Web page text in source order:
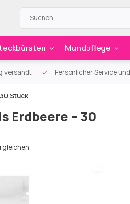
Mundpflege
versandt Persönlicher Service
Stück
Erdbeere – 30